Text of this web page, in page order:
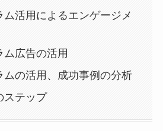
ム活用によるエンゲージメ
ム広告の活用
ムの活用、成功事例の分析
ステップ